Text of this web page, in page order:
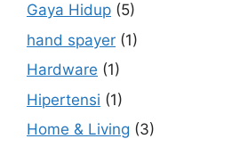
Gaya Hidup (5)
hand spayer (1)
Hardware (1)
Hipertensi (1)
Home & Living (3)